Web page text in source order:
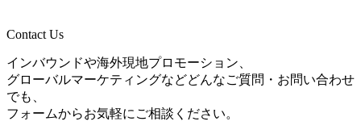
Contact Us
インバウンドや海外現地プロモーション、
グローバルマーケティングなどどんなご質問・お問い合わせ
でも、
フォームからお気軽にご相談ください。